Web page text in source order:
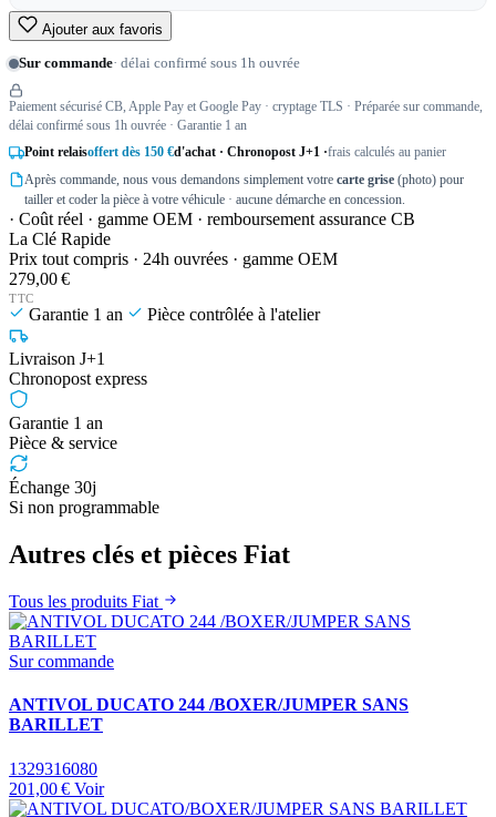
Ajouter aux favoris
Sur commande· délai confirmé sous 1h ouvrée
Paiement sécurisé CB, Apple Pay et Google Pay · cryptage TLS · Préparée sur commande,
délai confirmé sous 1h ouvrée · Garantie 1 an
Point relaisoffert dès 150 €d'achat · Chronopost J+1 ·frais calculés au panier
Après commande, nous vous demandons simplement votre carte grise (photo) pour
tailler et coder la pièce à votre véhicule · aucune démarche en concession.
· Coût réel · gamme OEM · remboursement assurance CB
La Clé Rapide
Prix tout compris · 24h ouvrées · gamme OEM
279,00 €
TTC
Garantie 1 an Pièce contrôlée à l'atelier
Livraison J+1
Chronopost express
Garantie 1 an
Pièce & service
Échange 30j
Si non programmable
Autres clés et pièces Fiat
Tous les produits Fiat
Sur commande
ANTIVOL DUCATO 244 /BOXER/JUMPER SANS
BARILLET
1329316080
201,00 € Voir